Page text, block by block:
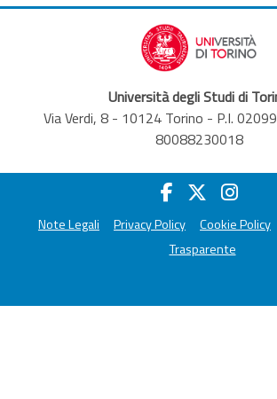
Università degli Studi di
Via Verdi, 8 - 10124 Torino - P.I.
80088230018
Note Legali Privacy Policy Cookie Policy
Trasparente